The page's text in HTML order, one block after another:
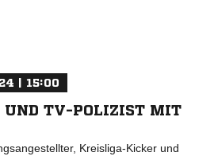
| 15:00
UND TV-POLIZIST MIT
Kreisliga-Kicker und